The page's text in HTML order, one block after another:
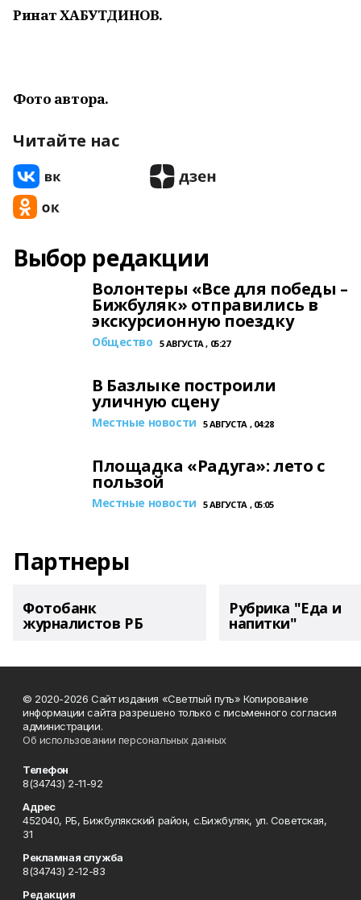
Ринат ХАБУТДИНОВ.
Фото автора.
Читайте нас
Выбор редакции
Волонтеры «Все для победы –
Бижбуляк» отправились в
экскурсионную поездку
Общество 5 АВГУСТА , 05:27
В Базлыке построили
уличную сцену
Местные новости 5 АВГУСТА , 04:28
Площадка «Радуга»: лето с
пользой
Местные новости 5 АВГУСТА , 05:05
Партнеры
Фотобанк
журналистов РБ
Рубрика "Еда и
напитки"
© 2020-2026 Сайт издания «Светлый путь» Копирование
информации сайта разрешено только с письменного согласия
администрации.
Об использовании персональных данных
Телефон
8(34743) 2-11-92
Адрес
452040, РБ, Бижбулякский район, с.Бижбуляк, ул. Советская,
31
Рекламная служба
8(34743) 2-12-83
Редакция